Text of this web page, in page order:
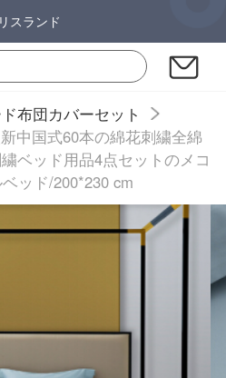
スランド
布団カバーセット
中国式60本の綿花刺繍全綿
ベッド用品4点セットのメコ
ッド/200*230 cm